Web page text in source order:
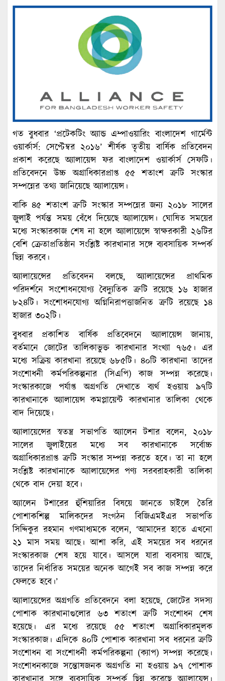
গত বুধবার ‘প্রটেকটিং অ্যান্ড এম্পাওয়ারিং বাংলাদেশ গার্মেন্ট
ওয়ার্কার্স: সেপ্টেম্বর ২০১৬’ শীর্ষক তৃতীয় বার্ষিক প্রতিবেদন
প্রকাশ করেছে অ্যালায়েন্স ফর বাংলাদেশ ওয়ার্কার্স সেফটি।
প্রতিবেদনে উচ্চ অগ্রাধিকারপ্রাপ্ত ৫৫ শতাংশ ত্রুটি সংস্কার
সম্পন্নের তথ্য জানিয়েছে অ্যালায়েন্স।
বাকি ৪৫ শতাংশ ত্রুটি সংস্কার সম্পন্নের জন্য ২০১৮ সালের
জুলাই পর্যন্ত সময় বেঁধে দিয়েছে অ্যালায়েন্স। ঘোষিত সময়ের
মধ্যে সংস্কারকাজ শেষ না হলে অ্যালায়েন্সে স্বাক্ষরকারী ২৬টির
বেশি ক্রেতাপ্রতিষ্ঠান সংশ্লিষ্ট কারখানার সঙ্গে ব্যবসায়িক সম্পর্ক
ছিন্ন করবে।
অ্যালায়েন্সের প্রতিবেদন বলছে, অ্যালায়েন্সের প্রাথমিক
পরিদর্শনে সংশোধনযোগ্য বৈদ্যুতিক ত্রুটি রয়েছে ১৬ হাজার
৮২৪টি। সংশোধনযোগ্য অগ্নিনিরাপত্তাজনিত ত্রুটি রয়েছে ১৪
হাজার ৩০২টি।
বুধবার প্রকাশিত বার্ষিক প্রতিবেদনে অ্যালায়েন্স জানায়,
বর্তমানে জোটের তালিকাভুক্ত কারখানার সংখ্যা ৭৬৫। এর
মধ্যে সক্রিয় কারখানা রয়েছে ৬৮৫টি। ৪০টি কারখানা তাদের
সংশোধনী কর্মপরিকল্পনার (সিএপি) কাজ সম্পন্ন করেছে।
সংস্কারকাজে পর্যাপ্ত অগ্রগতি দেখাতে ব্যর্থ হওয়ায় ৯৭টি
কারখানাকে অ্যালায়েন্স কমপ্লায়েন্ট কারখানার তালিকা থেকে
বাদ দিয়েছে।
অ্যালায়েন্সের স্বতন্ত্র সভাপতি অ্যালেন টশার বলেন, ২০১৮
সালের জুলাইয়ের মধ্যে সব কারখানাকে সর্বোচ্চ
অগ্রাধিকারপ্রাপ্ত ত্রুটি সংস্কার সম্পন্ন করতে হবে। তা না হলে
সংশ্লিষ্ট কারখানাকে অ্যালায়েন্সের পণ্য সরবরাহকারী তালিকা
থেকে বাদ দেয়া হবে।
অ্যালেন টশারের হুঁশিয়ারির বিষয়ে জানতে চাইলে তৈরি
পোশাকশিল্প মালিকদের সংগঠন বিজিএমইএর সভাপতি
সিদ্দিকুর রহমান গণমাধ্যমকে বলেন, ‘আমাদের হাতে এখনো
২১ মাস সময় আছে। আশা করি, এই সময়ের সব ধরনের
সংস্কারকাজ শেষ হয়ে যাবে। আসলে যারা ব্যবসায় আছে,
তাদের নির্ধারিত সময়ের অনেক আগেই সব কাজ সম্পন্ন করে
ফেলতে হবে।’
অ্যালায়েন্সের অগ্রগতি প্রতিবেদনে বলা হয়েছে, জোটের সদস্য
পোশাক কারখানাগুলোর ৬৩ শতাংশ ত্রুটি সংশোধন শেষ
হয়েছে। এর মধ্যে রয়েছে ৫৫ শতাংশ অগ্রাধিকারমূলক
সংস্কারকাজ। এদিকে ৪০টি পোশাক কারখানা সব ধরনের ত্রুটি
সংশোধন বা সংশোধনী কর্মপরিকল্পনা (ক্যাপ) সম্পন্ন করেছে।
সংশোধনকাজে সন্তোষজনক অগ্রগতি না হওয়ায় ৯৭ পোশাক